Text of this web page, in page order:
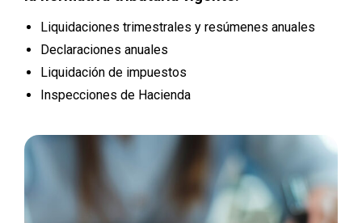
Liquidaciones trimestrales y resúmenes anuales
Declaraciones anuales
Liquidación de impuestos
Inspecciones de Hacienda